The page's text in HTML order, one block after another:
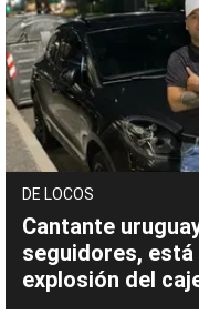
DE LOCOS
Cantante
seguidores,
explosión del